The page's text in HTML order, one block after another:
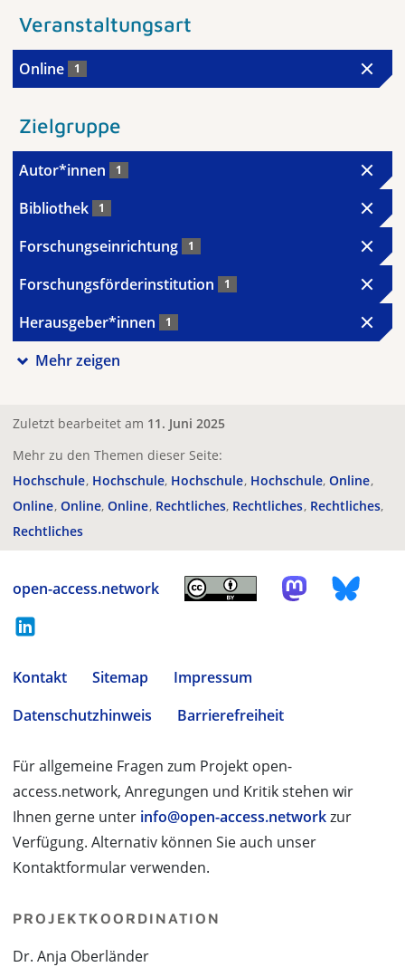
Veranstaltungsart
Online 1
Zielgruppe
Autor*innen 1
Bibliothek 1
Forschungseinrichtung 1
Forschungsförderinstitution 1
Herausgeber*innen 1
Mehr zeigen
Zuletzt bearbeitet am 11. Juni 2025
Mehr zu den Themen dieser Seite:
Hochschule Hochschule Hochschule Hochschule Online
Online Online Online Rechtliches Rechtliches Rechtliches
Rechtliches
open-access.network
Kontakt Sitemap
Impressum
Datenschutzhinweis
Barrierefreiheit
Für allgemeine Fragen zum Projekt open-
access.network, Anregungen und Kritik stehen wir
Ihnen gerne unter info@open-access.networkzur
Verfügung. Alternativ können Sie auch unser
Kontaktformular verwenden.
PROJEKTKOORDINATION
Dr. Anja Oberländer